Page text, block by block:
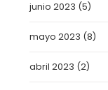
junio 2023 (5)
mayo 2023 (8)
abril 2023 (2)